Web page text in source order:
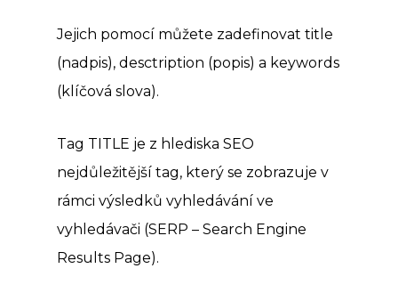
Jejich pomocí můžete zadefinovat title
(nadpis), desctription (popis) a keywords
(klíčová slova).
Tag TITLE je z hlediska SEO
nejdůležitější tag, který se zobrazuje v
rámci výsledků vyhledávání ve
vyhledávači (SERP – Search Engine
Results Page).